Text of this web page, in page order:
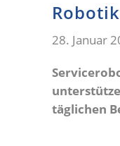
28. Januar
täglichen